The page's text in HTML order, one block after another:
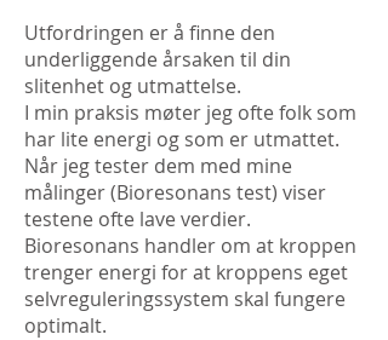
Utfordringen er å finne den
underliggende årsaken til din
slitenhet og utmattelse.
I min praksis møter jeg ofte folk som
har lite energi og som er utmattet.
Når jeg tester dem med mine
målinger (Bioresonans test) viser
testene ofte lave verdier.
Bioresonans handler om at kroppen
trenger energi for at kroppens eget
selvreguleringssystem skal fungere
optimalt.